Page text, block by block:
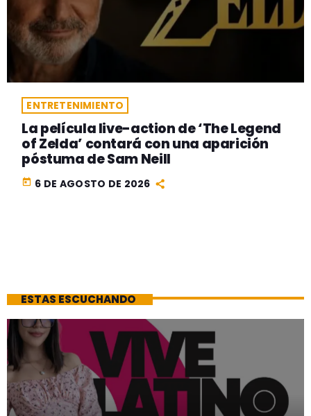
ENTRETENIMIENTO
La película live-action de ‘The Legend
of Zelda’ contará con una aparición
póstuma de Sam Neill
today 6 DE AGOSTO DE 2026
ESTAS ESCUCHANDO